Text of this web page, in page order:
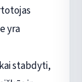
yra
stabdyti,